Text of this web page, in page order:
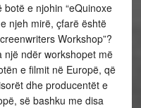
e njohin “eQuinoxe
njeh mirë, çfarë është
Workshop”?
një ndër workshopet më
e filmit në Europë, që
dhe producentët e
së bashku me disa